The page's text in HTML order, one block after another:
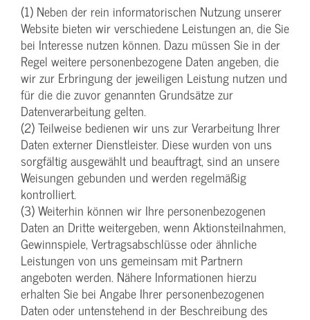
(1) Neben der rein informatorischen Nutzung unserer
Website bieten wir verschiedene Leistungen an, die Sie
bei Interesse nutzen können. Dazu müssen Sie in der
Regel weitere personenbezogene Daten angeben, die
wir zur Erbringung der jeweiligen Leistung nutzen und
für die die zuvor genannten Grundsätze zur
Datenverarbeitung gelten.
(2) Teilweise bedienen wir uns zur Verarbeitung Ihrer
Daten externer Dienstleister. Diese wurden von uns
sorgfältig ausgewählt und beauftragt, sind an unsere
Weisungen gebunden und werden regelmäßig
kontrolliert.
(3) Weiterhin können wir Ihre personenbezogenen
Daten an Dritte weitergeben, wenn Aktionsteilnahmen,
Gewinnspiele, Vertragsabschlüsse oder ähnliche
Leistungen von uns gemeinsam mit Partnern
angeboten werden. Nähere Informationen hierzu
erhalten Sie bei Angabe Ihrer personenbezogenen
Daten oder untenstehend in der Beschreibung des